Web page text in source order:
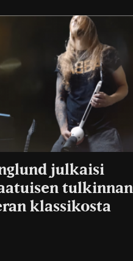
julkaisi
tulkinnan
klassikosta